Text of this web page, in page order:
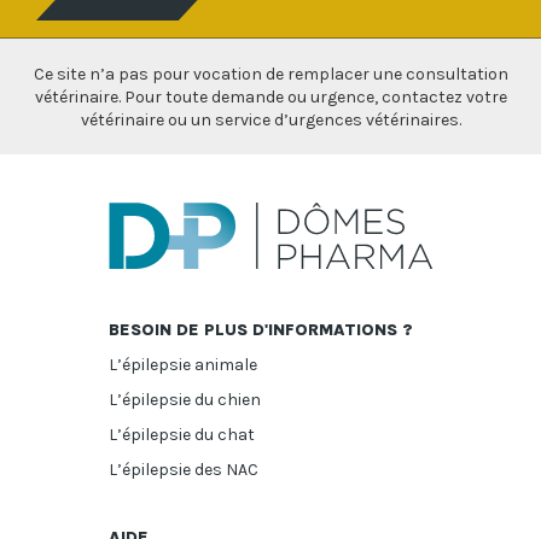
Ce site n’a pas pour vocation de remplacer une consultation
vétérinaire. Pour toute demande ou urgence, contactez votre
vétérinaire ou un service d’urgences vétérinaires.
BESOIN DE PLUS D'INFORMATIONS ?
L’épilepsie animale
L’épilepsie du chien
L’épilepsie du chat
L’épilepsie des NAC